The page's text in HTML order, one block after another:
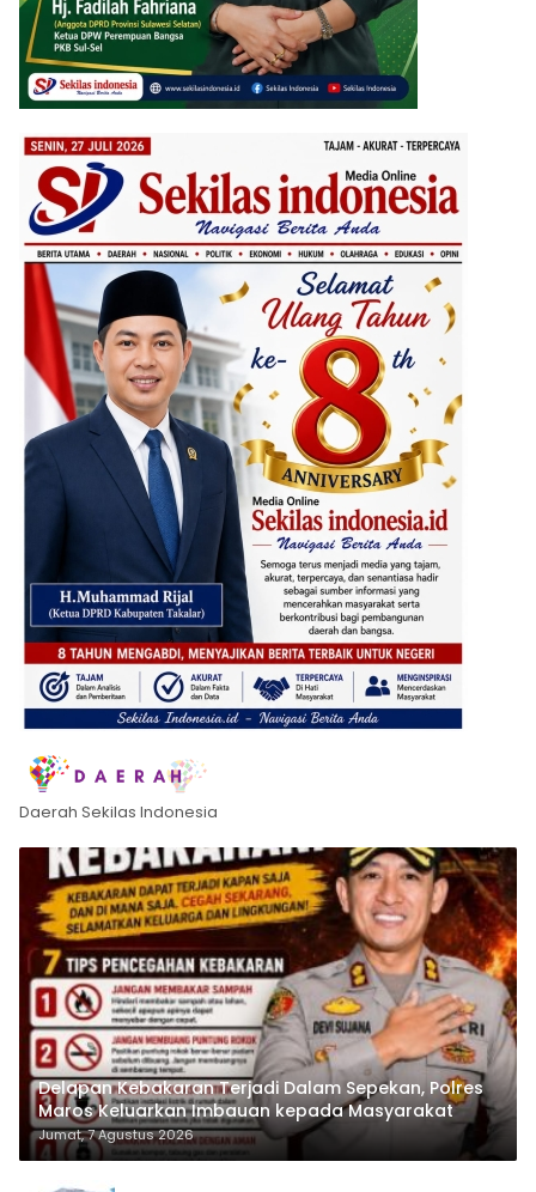
Daerah Sekilas Indonesia
Delapan Kebakaran Terjadi Dalam Sepekan, Polres
Maros Keluarkan Imbauan kepada Masyarakat
Jumat, 7 Agustus 2026